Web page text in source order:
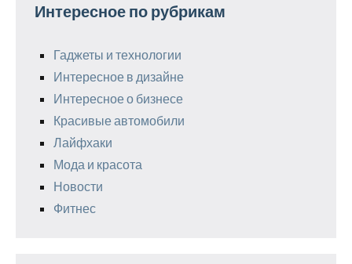
Интересное по рубрикам
Гаджеты и технологии
Интересное в дизайне
Интересное о бизнесе
Красивые автомобили
Лайфхаки
Мода и красота
Новости
Фитнес